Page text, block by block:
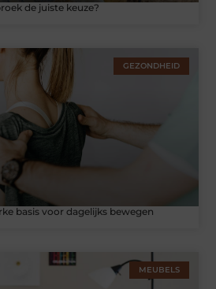
de juiste keuze?
GEZONDHEID
basis voor dagelijks bewegen
MEUBELS